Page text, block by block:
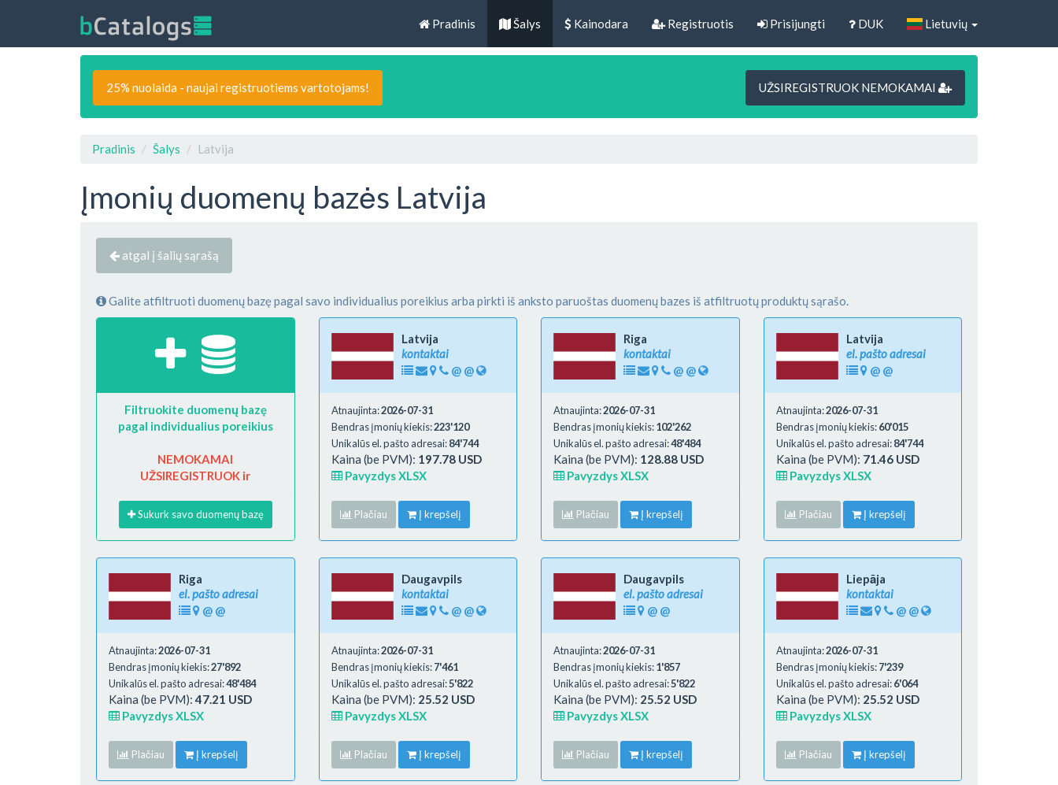
Pradinis Šalys Kainodara Registruotis Prisijungti DUK Lietuvių
25% nuolaida - naujai registruotiems vartotojams! UŽSIREGISTRUOK NEMOKAMAI
Pradinis Šalys Latvija
Įmonių duomenų bazės Latvija
atgal į šalių sąrašą
Galite atfiltruoti duomenų bazę pagal savo individualius poreikius arba pirkti iš anksto paruoštas duomenų bazes iš atfiltruotų produktų sąrašo.
Filtruokite duomenų bazę
pagal individualius poreikius
NEMOKAMAI
UŽSIREGISTRUOK ir
Sukurk savo duomenų bazę
Latvija
kontaktai
@ @
Atnaujinta:2026-07-31
Bendras įmonių kiekis:223'120
Unikalūs el. pašto adresai:84'744
Kaina (be PVM): 197.78 USD
Pavyzdys XLSX
Plačiau Į krepšelį
Riga
kontaktai
@ @
Atnaujinta:2026-07-31
Bendras įmonių kiekis:102'262
Unikalūs el. pašto adresai:48'484
Kaina (be PVM): 128.88 USD
Pavyzdys XLSX
Plačiau Į krepšelį
Latvija
el. pašto adresai
@ @
Atnaujinta:2026-07-31
Bendras įmonių kiekis:60'015
Unikalūs el. pašto adresai:84'744
Kaina (be PVM): 71.46 USD
Pavyzdys XLSX
Plačiau Į krepšelį
Riga
el. pašto adresai
@ @
Atnaujinta:2026-07-31
Bendras įmonių kiekis:27'892
Unikalūs el. pašto adresai:48'484
Kaina (be PVM):47.21 USD
Pavyzdys XLSX
Plačiau Į krepšelį
Daugavpils
kontaktai
@ @
Atnaujinta:2026-07-31
Bendras įmonių kiekis:7'461
Unikalūs el. pašto adresai:5'822
Kaina (be PVM): 25.52 USD
Pavyzdys XLSX
Plačiau Į krepšelį
Daugavpils
el. pašto adresai
@ @
Atnaujinta:2026-07-31
Bendras įmonių kiekis:1'857
Unikalūs el. pašto adresai:5'822
Kaina (be PVM): 25.52 USD
Pavyzdys XLSX
Plačiau Į krepšelį
Liepāja
kontaktai
@ @
Atnaujinta:2026-07-31
Bendras įmonių kiekis:7'239
Unikalūs el. pašto adresai:6'064
Kaina (be PVM): 25.52 USD
Pavyzdys XLSX
Plačiau Į krepšelį